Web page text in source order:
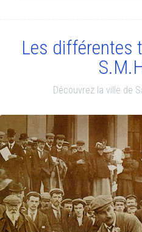
Les différentes
Découvrez la ville de